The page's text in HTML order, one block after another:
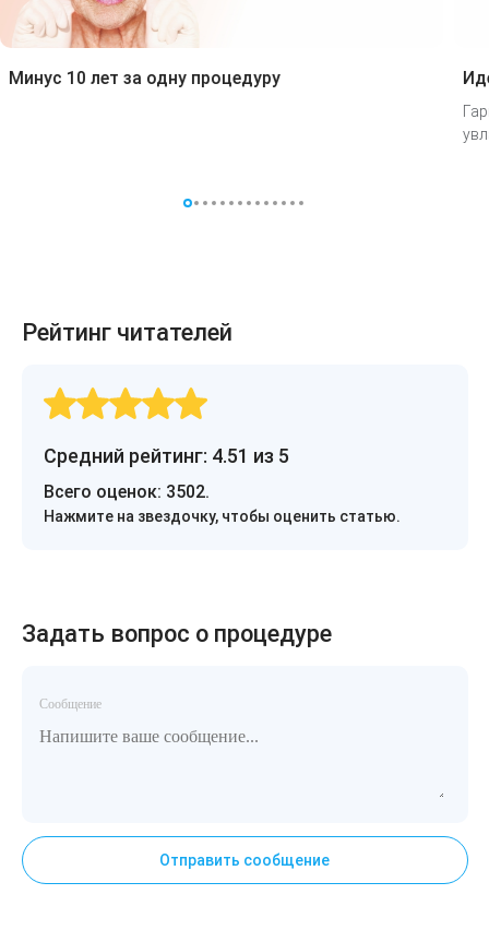
Минус 10 лет за одну процедуру
Рейтинг читателей
Средний рейтинг: 4.51 из 5
Всего оценок: 3502.
Нажмите на звездочку, чтобы оценить статью.
Задать вопрос о процедуре
Сообщение
Отправить сообщение